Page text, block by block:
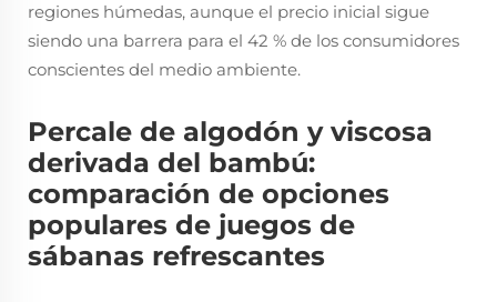
regiones húmedas, aunque el precio inicial sigue
siendo una barrera para el 42 % de los consumidores
conscientes del medio ambiente.
Percale de algodón y viscosa
derivada del bambú:
comparación de opciones
populares de juegos de
sábanas refrescantes